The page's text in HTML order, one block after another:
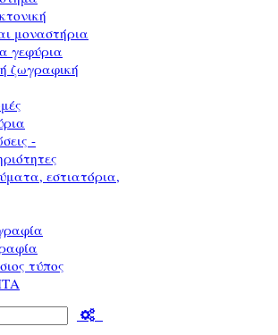
μοναστήρια
γεφύρια
ζωγραφική
-
εστιατόρια,
τύπος